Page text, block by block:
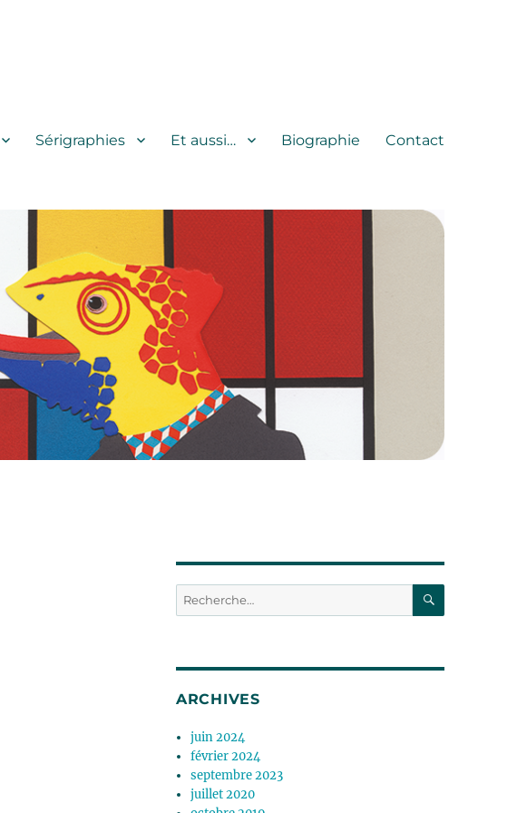
Sérigraphies Et aussi… Biographie Contact
Recherche
pour :
ARCHIVES
juin 2024
février 2024
septembre 2023
juillet 2020